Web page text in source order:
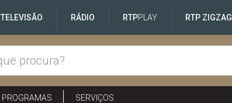
TELEVISÃO RÁDIO RTPPLAY RTP ZIGZAG
PROGRAMAS SERVIÇOS